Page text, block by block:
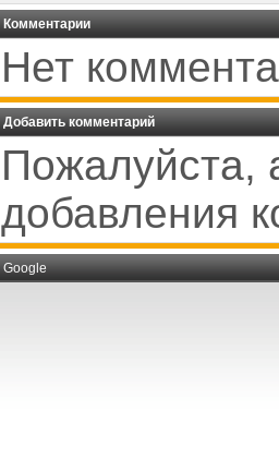
Комментарии
Нет
Добавить комментарий
Пожалуйста,
добавления
Google